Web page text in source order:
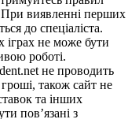
При виявленні перших
до спеціаліста.
іграх не може бути
роботі.
не проводить
гроші, також сайт не
та інших
пов’язані з